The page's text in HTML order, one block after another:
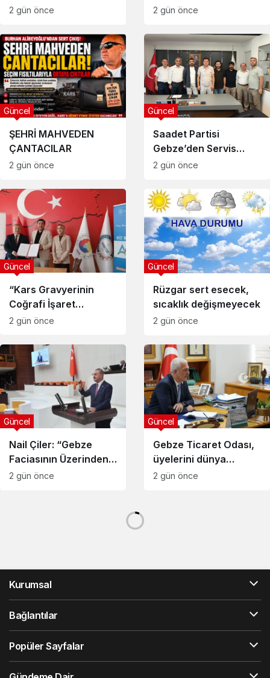
Külliye’de kabul etti
2 gün önce
Kaymakam Özyiğit’e
2 gün önce
ŞEHRİ MAHVEDEN
ÇANTACILAR
Güncel
2 gün önce
Saadet Partisi
Gebze’den Servis
Esnafına Destek
Adalet Sağlanmalı”
Güncel
2 gün önce
“Kars Gravyerinin
Coğrafi İşaret
Niteliğinin
Projesi”
Güncel
2 gün önce
Rüzgar sert esecek,
sıcaklık değişmeyecek
Güncel
2 gün önce
Nail Çiler: “Gebze
Faciasının Üzerinden
280 Gün Geçti,
Güncel
2 gün önce
Gebze Ticaret Odası,
üyelerini dünya
pazarlarıyla
Güncel
2 gün önce
5 BAŞKAN BİR ARADA
ESNAFIN YANINDA
3 gün önce
KARASU’DA KENTSEL
BAŞLADI
3 gün önce